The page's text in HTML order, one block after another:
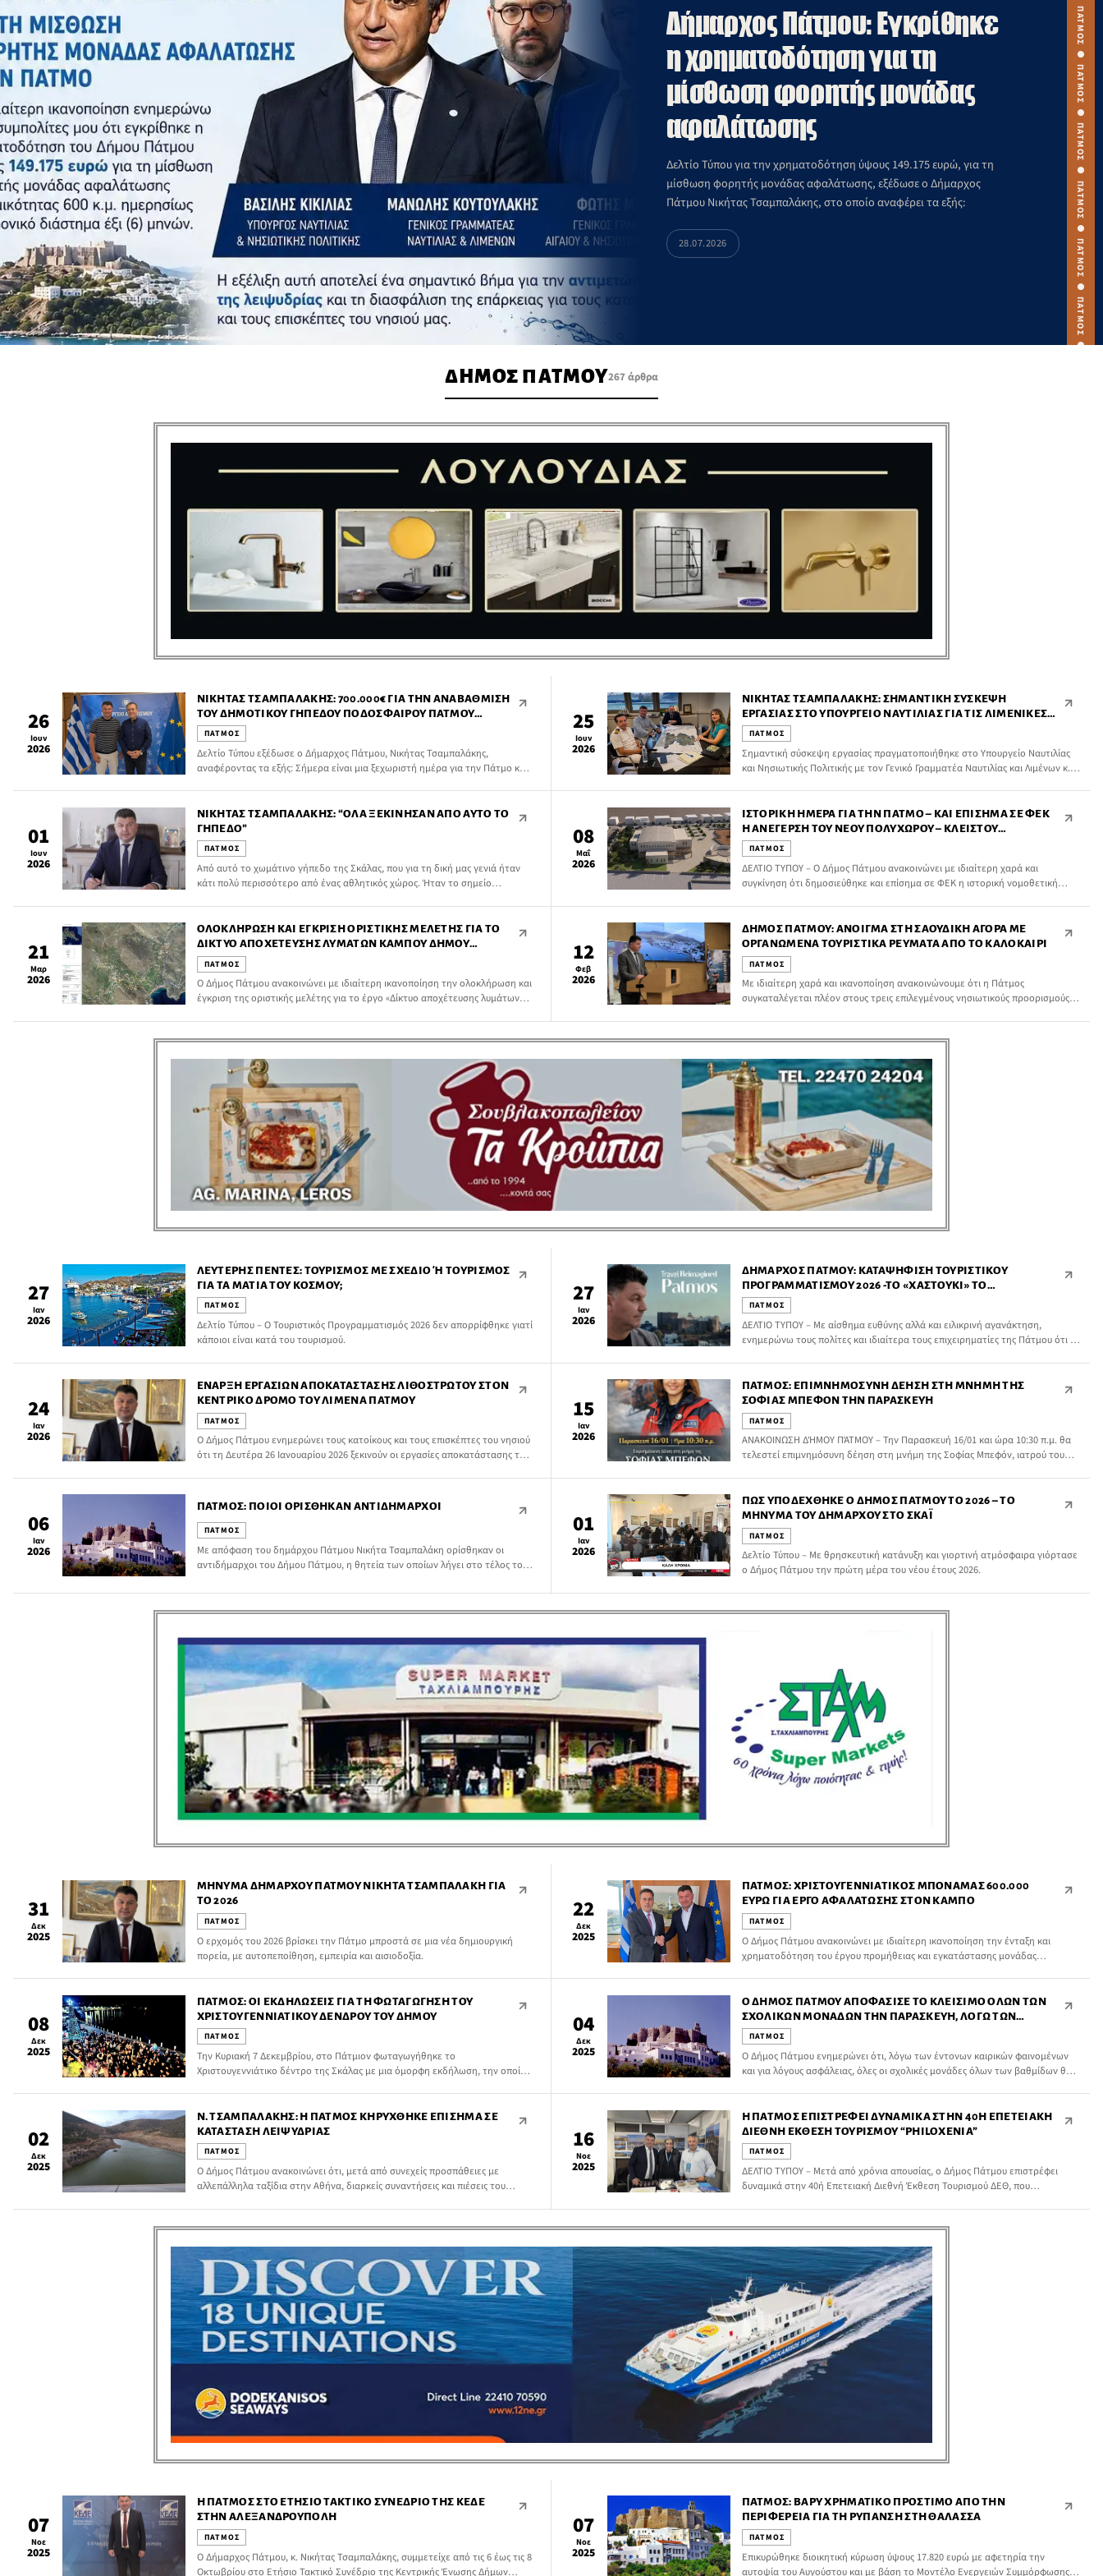
Δήμαρχος Πάτμου: Εγκρίθηκε
η χρηματοδότηση για τη
μίσθωση φορητής μονάδας
αφαλάτωσης
Δελτίο Τύπου για την χρηματοδότηση ύψους 149.175 ευρώ, για τη
μίσθωση φορητής μονάδας αφαλάτωσης, εξέδωσε ο Δήμαρχος
Πάτμου Νικήτας Τσαμπαλάκης, στο οποίο αναφέρει τα εξής:
28.07.2026 ΠΑΤΜΟΣ ● ΠΑΤΜΟΣ ● ΠΑΤΜΟΣ ● ΠΑΤΜΟΣ ● ΠΑΤΜΟΣ ● ΠΑΤΜΟΣ ● ΠΑΤΜΟΣ ● ΠΑΤΜΟΣ ● ΠΑΤΜΟΣ ● ΠΑΤΜΟΣ ●
ΔΗΜΟΣ ΠΑΤΜΟΥ267 άρθρα
26
Ιουν
2026
ΝΙΚΉΤΑΣ ΤΣΑΜΠΑΛΆΚΗΣ: 700.000€ ΓΙΑ ΤΗΝ ΑΝΑΒΆΘΜΙΣΗ
ΤΟΥ ΔΗΜΟΤΙΚΟΎ ΓΗΠΈΔΟΥ ΠΟΔΟΣΦΑΊΡΟΥ ΠΆΤΜΟΥ
«ΜΑΝΏΛΗΣ ΣΤΡΆΤΑΣ»
ΠΑΤΜΟΣ
Δελτίο Τύπου εξέδωσε ο Δήμαρχος Πάτμου, Νικήτας Τσαμπαλάκης,
αναφέροντας τα εξής: Σήμερα είναι μια ξεχωριστή ημέρα για την Πάτμο και
σειρά ετών αθλητές, γονείς και την τοπική κοινωνία, εργάστηκε μεθοδικά
και πέτυχε την εξασφάλιση χρηματοδότησης […]
25
Ιουν
2026
ΝΙΚΉΤΑΣ ΤΣΑΜΠΑΛΆΚΗΣ: ΣΗΜΑΝΤΙΚΉ ΣΎΣΚΕΨΗ
ΕΡΓΑΣΊΑΣ ΣΤΟ ΥΠΟΥΡΓΕΊΟ ΝΑΥΤΙΛΊΑΣ ΓΙΑ ΤΙΣ ΛΙΜΕΝΙΚΈΣ
ΥΠΟΔΟΜΈΣ ΤΗΣ ΠΆΤΜΟΥ
ΠΑΤΜΟΣ
Σημαντική σύσκεψη εργασίας πραγματοποιήθηκε στο Υπουργείο Ναυτιλίας
και Νησιωτικής Πολιτικής με τον Γενικό Γραμματέα Ναυτιλίας και Λιμένων κ.
01
Ιουν
2026
ΝΙΚΉΤΑΣ ΤΣΑΜΠΑΛΆΚΗΣ: “ΌΛΑ ΞΕΚΊΝΗΣΑΝ ΑΠΌ ΑΥΤΌ ΤΟ
ΓΉΠΕΔΟ”
ΠΑΤΜΟΣ
Από αυτό το χωμάτινο γήπεδο της Σκάλας, που για τη δική μας γενιά ήταν
κάτι πολύ περισσότερο από ένας αθλητικός χώρος. Ήταν το σημείο
08
Μαΐ
2026
ΙΣΤΟΡΙΚΉ ΗΜΈΡΑ ΓΙΑ ΤΗΝ ΠΆΤΜΟ – ΚΑΙ ΕΠΊΣΗΜΑ ΣΕ ΦΕΚ
Η ΑΝΈΓΕΡΣΗ ΤΟΥ ΝΈΟΥ ΠΟΛΥΧΏΡΟΥ – ΚΛΕΙΣΤΟΎ
ΓΥΜΝΑΣΤΗΡΊΟΥ
ΠΑΤΜΟΣ
ΔΕΛΤΙΟ ΤΥΠΟΥ – Ο Δήμος Πάτμου ανακοινώνει με ιδιαίτερη χαρά και
συγκίνηση ότι δημοσιεύθηκε και επίσημα σε ΦΕΚ η ιστορική νομοθετική
Γυμναστηρίου του νησιού μας.
21
Μαρ
2026
ΟΛΟΚΛΉΡΩΣΗ ΚΑΙ ΈΓΚΡΙΣΗ ΟΡΙΣΤΙΚΉΣ ΜΕΛΈΤΗΣ ΓΙΑ ΤΟ
ΔΊΚΤΥΟ ΑΠΟΧΈΤΕΥΣΗΣ ΛΥΜΆΤΩΝ ΚΆΜΠΟΥ ΔΉΜΟΥ
ΠΆΤΜΟΥ
ΠΑΤΜΟΣ
Ο Δήμος Πάτμου ανακοινώνει με ιδιαίτερη ικανοποίηση την ολοκλήρωση και
έγκριση της οριστικής μελέτης για το έργο «Δίκτυο αποχέτευσης λυμάτων
12
Φεβ
2026
ΔΉΜΟΣ ΠΆΤΜΟΥ: ΆΝΟΙΓΜΑ ΣΤΗ ΣΑΟΥΔΙΚΉ ΑΓΟΡΆ ΜΕ
ΟΡΓΑΝΩΜΈΝΑ ΤΟΥΡΙΣΤΙΚΆ ΡΕΎΜΑΤΑ ΑΠΌ ΤΟ ΚΑΛΟΚΑΊΡΙ
ΠΑΤΜΟΣ
Με ιδιαίτερη χαρά και ικανοποίηση ανακοινώνουμε ότι η Πάτμος
συγκαταλέγεται πλέον στους τρεις επιλεγμένους νησιωτικούς προορισμούς –
27
Ιαν
2026
ΛΕΥΤΈΡΗΣ ΠΈΝΤΕΣ: ΤΟΥΡΙΣΜΌΣ ΜΕ ΣΧΈΔΙΟ Ή ΤΟΥΡΙΣΜΌΣ Γ
ΙΑ ΤΑ ΜΆΤΙΑ ΤΟΥ ΚΌΣΜΟΥ;
ΠΑΤΜΟΣ
Δελτίο Τύπου – Ο Τουριστικός Προγραμματισμός 2026 δεν απορρίφθηκε γιατί
κάποιοι είναι κατά του τουρισμού.
27
Ιαν
2026
ΔΉΜΑΡΧΟΣ ΠΆΤΜΟΥ: ΚΑΤΑΨΉΦΙΣΗ ΤΟΥΡΙΣΤΙΚΟΎ
ΠΡΟΓΡΑΜΜΑΤΙΣΜΟΎ 2026 -ΤΟ «ΧΑΣΤΟΎΚΙ» ΤΟ
ΠΛΗΡΏΝΟΥΝ ΟΙ ΕΠΙΧΕΙΡΗΜΑΤΊΕΣ
ΠΑΤΜΟΣ
ΔΕΛΤΙΟ ΤΥΠΟΥ – Με αίσθημα ευθύνης αλλά και ειλικρινή αγανάκτηση,
ενημερώνω τους πολίτες και ιδιαίτερα τους επιχειρηματίες της Πάτμου ότι ο
την Επιτροπή και κατατέθηκε προς έγκριση στο Δημοτικό Συμβούλιο,
ΚΑΤΑΨΗΦΙΣΤΗΚΕ..
24
Ιαν
2026
ΈΝΑΡΞΗ ΕΡΓΑΣΙΏΝ ΑΠΟΚΑΤΆΣΤΑΣΗΣ ΛΙΘΌΣΤΡΩΤΟΥ ΣΤΟΝ
ΚΕΝΤΡΙΚΌ ΔΡΌΜΟ ΤΟΥ ΛΙΜΈΝΑ ΠΆΤΜΟΥ
ΠΑΤΜΟΣ
Ο Δήμος Πάτμου ενημερώνει τους κατοίκους και τους επισκέπτες του νησιού
ότι τη Δευτέρα 26 Ιανουαρίου 2026 ξεκινούν οι εργασίες αποκατάστασης του
15
Ιαν
2026
ΠΆΤΜΟΣ: ΕΠΙΜΝΗΜΌΣΥΝΗ ΔΈΗΣΗ ΣΤΗ ΜΝΉΜΗ ΤΗΣ
ΣΟΦΊΑΣ ΜΠΕΦΌΝ ΤΗΝ ΠΑΡΑΣΚΕΥΉ
ΠΑΤΜΟΣ
ΑΝΑΚΟΙΝΩΣΗ ΔΉΜΟΥ ΠΆΤΜΟΥ – Την Παρασκευή 16/01 και ώρα 10:30 π.μ. θα
τελεστεί επιμνημόσυνη δέηση στη μνήμη της Σοφίας Μπεφόν, ιατρού του
06
Ιαν
2026
ΠΆΤΜΟΣ: ΠΟΙΟΙ ΟΡΊΣΘΗΚΑΝ ΑΝΤΙΔΉΜΑΡΧΟΙ
ΠΑΤΜΟΣ
Με απόφαση του δημάρχου Πάτμου Νικήτα Τσαμπαλάκη ορίσθηκαν οι
αντιδήμαρχοι του Δήμου Πάτμου, η θητεία των οποίων λήγει στο τέλος του
01
Ιαν
2026
ΠΏΣ ΥΠΟΔΈΧΘΗΚΕ Ο ΔΉΜΟΣ ΠΆΤΜΟΥ ΤΟ 2026 – ΤΟ
ΜΉΝΥΜΑ ΤΟΥ ΔΗΜΆΡΧΟΥ ΣΤΟ ΣΚΑΪ
ΠΑΤΜΟΣ
Δελτίο Τύπου – Με θρησκευτική κατάνυξη και γιορτινή ατμόσφαιρα γιόρτασε
ο Δήμος Πάτμου την πρώτη μέρα του νέου έτους 2026.
31
Δεκ
2025
ΜΉΝΥΜΑ ΔΗΜΆΡΧΟΥ ΠΆΤΜΟΥ ΝΙΚΉΤΑ ΤΣΑΜΠΑΛΆΚΗ ΓΙΑ
ΤΟ 2026
ΠΑΤΜΟΣ
Ο ερχομός του 2026 βρίσκει την Πάτμο μπροστά σε μια νέα δημιουργική
πορεία, με αυτοπεποίθηση, εμπειρία και αισιοδοξία.
22
Δεκ
2025
ΠΆΤΜΟΣ: ΧΡΙΣΤΟΥΓΕΝΝΙΆΤΙΚΟΣ ΜΠΟΝΑΜΆΣ 600.000
ΕΥΡΏ ΓΙΑ ΈΡΓΟ ΑΦΑΛΆΤΩΣΗΣ ΣΤΟΝ ΚΆΜΠΟ
ΠΑΤΜΟΣ
Ο Δήμος Πάτμου ανακοινώνει με ιδιαίτερη ικανοποίηση την ένταξη και
χρηματοδότηση του έργου προμήθειας και εγκατάστασης μονάδας
600.000 ευρώ από το Υπουργείο Περιβάλλοντος και Ενέργειας, στο πλαίσιο
του Εθνικού Προγράμματος Ανάπτυξης 2021–2025.
08
Δεκ
2025
ΠΆΤΜΟΣ: ΟΙ ΕΚΔΗΛΏΣΕΙΣ ΓΙΑ ΤΗ ΦΩΤΑΓΏΓΗΣΗ ΤΟΥ
ΧΡΙΣΤΟΥΓΕΝΝΙΆΤΙΚΟΥ ΔΈΝΔΡΟΥ ΤΟΥ ΔΉΜΟΥ
ΠΑΤΜΟΣ
Την Κυριακή 7 Δεκεμβρίου, στο Πάτμιον φωταγωγήθηκε το
Χριστουγεννιάτικο δέντρο της Σκάλας με μια όμορφη εκδήλωση, την οποία
04
Δεκ
2025
O ΔΉΜΟΣ ΠΆΤΜΟΥ ΑΠΟΦΆΣΙΣΕ ΤΟ ΚΛΕΊΣΙΜΟ ΌΛΩΝ ΤΩΝ
ΣΧΟΛΙΚΏΝ ΜΟΝΆΔΩΝ ΤΗΝ ΠΑΡΑΣΚΕΥΉ, ΛΌΓΩ ΤΩΝ
ΈΝΤΟΝΩΝ ΚΑΙΡΙΚΏΝ ΦΑΙΝΟΜΈΝΩΝ
ΠΑΤΜΟΣ
Ο Δήμος Πάτμου ενημερώνει ότι, λόγω των έντονων καιρικών φαινομένων
και για λόγους ασφάλειας, όλες οι σχολικές μονάδες όλων των βαθμίδων θα
02
Δεκ
2025
Ν. ΤΣΑΜΠΑΛΆΚΗΣ: Η ΠΆΤΜΟΣ ΚΗΡΎΧΘΗΚΕ ΕΠΊΣΗΜΑ ΣΕ
ΚΑΤΆΣΤΑΣΗ ΛΕΙΨΥΔΡΊΑΣ
ΠΑΤΜΟΣ
Ο Δήμος Πάτμου ανακοινώνει ότι, μετά από συνεχείς προσπάθειες με
αλλεπάλληλα ταξίδια στην Αθήνα, διαρκείς συναντήσεις και πιέσεις του
16
Νοε
2025
Η ΠΆΤΜΟΣ ΕΠΙΣΤΡΈΦΕΙ ΔΥΝΑΜΙΚΆ ΣΤΗΝ 40Η ΕΠΕΤΕΙΑΚΉ
ΔΙΕΘΝΉ ΈΚΘΕΣΗ ΤΟΥΡΙΣΜΟΎ “PHILOXENIA”
ΠΑΤΜΟΣ
ΔΕΛΤΙΟ ΤΥΠΟΥ – Μετά από χρόνια απουσίας, ο Δήμος Πάτμου επιστρέφει
δυναμικά στην 40ή Επετειακή Διεθνή Έκθεση Τουρισμού ΔΕΘ, που
07
Νοε
2025
Η ΠΆΤΜΟΣ ΣΤΟ ΕΤΉΣΙΟ ΤΑΚΤΙΚΌ ΣΥΝΈΔΡΙΟ ΤΗΣ ΚΕΔΕ
ΣΤΗΝ ΑΛΕΞΑΝΔΡΟΎΠΟΛΗ
ΠΑΤΜΟΣ
Ο Δήμαρχος Πάτμου, κ. Νικήτας Τσαμπαλάκης, συμμετείχε από τις 6 έως τις 8
Οκτωβρίου στο Ετήσιο Τακτικό Συνέδριο της Κεντρικής Ένωσης Δήμων
07
Νοε
2025
ΠΆΤΜΟΣ: ΒΑΡΎ ΧΡΗΜΑΤΙΚΌ ΠΡΌΣΤΙΜΟ ΑΠΌ ΤΗΝ
ΠΕΡΙΦΈΡΕΙΑ ΓΙΑ ΤΗ ΡΎΠΑΝΣΗ ΣΤΗ ΘΆΛΑΣΣΑ
ΠΑΤΜΟΣ
Επικυρώθηκε διοικητική κύρωση ύψους 17.820 ευρώ με αφετηρία την
αυτοψία του Αυγούστου και με βάση το Μοντέλο Ενεργειών Συμμόρφωσης